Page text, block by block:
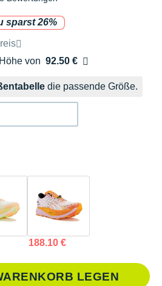
sparst 26%
der Marke
von 92.50 €
die passende Größe.
188.10 €
LEGEN